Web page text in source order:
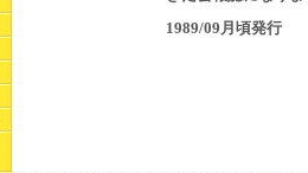
1989/09月頃発行